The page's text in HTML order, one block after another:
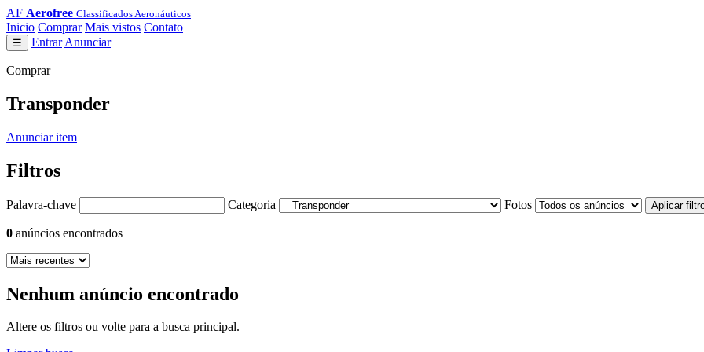
AF Aerofree Classificados Aeronáuticos
Inicio Comprar Mais vistos Contato
☰ Entrar Anunciar
Comprar
Transponder
Anunciar item
Filtros
Palavra-chave Categoria Fotos Aplicar
0 anúncios encontrados
Nenhum anúncio encontrado
Altere os filtros ou volte para a busca principal.